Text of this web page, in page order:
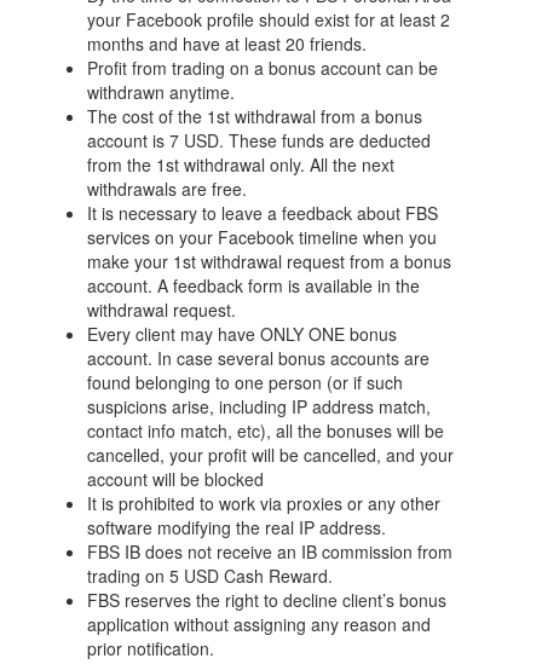
your Facebook profile should exist for at least 2
months and have at least 20 friends.
Profit from trading on a bonus account can be
withdrawn anytime.
The cost of the 1st withdrawal from a bonus
account is 7 USD. These funds are deducted
from the 1st withdrawal only. All the next
withdrawals are free.
It is necessary to leave a feedback about FBS
services on your Facebook timeline when you
make your 1st withdrawal request from a bonus
account. A feedback form is available in the
withdrawal request.
Every client may have ONLY ONE bonus
account. In case several bonus accounts are
found belonging to one person (or if such
suspicions arise, including IP address match,
contact info match, etc), all the bonuses will be
cancelled, your profit will be cancelled, and your
account will be blocked
It is prohibited to work via proxies or any other
software modifying the real IP address.
FBS IB does not receive an IB commission from
trading on 5 USD Cash Reward.
FBS reserves the right to decline client’s bonus
application without assigning any reason and
prior notification.